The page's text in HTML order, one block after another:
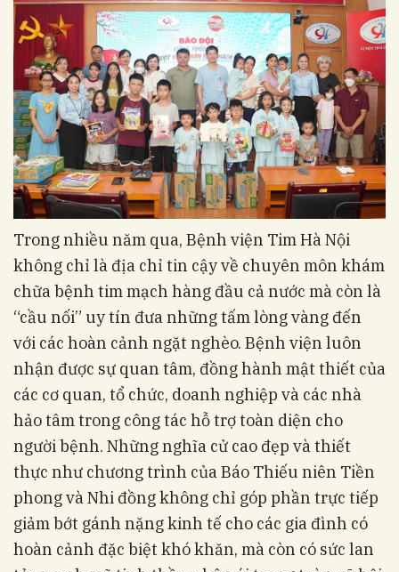
Trong nhiều năm qua, Bệnh viện Tim Hà Nội
không chỉ là địa chỉ tin cậy về chuyên môn khám
chữa bệnh tim mạch hàng đầu cả nước mà còn là
“cầu nối” uy tín đưa những tấm lòng vàng đến
với các hoàn cảnh ngặt nghèo. Bệnh viện luôn
nhận được sự quan tâm, đồng hành mật thiết của
các cơ quan, tổ chức, doanh nghiệp và các nhà
hảo tâm trong công tác hỗ trợ toàn diện cho
người bệnh. Những nghĩa cử cao đẹp và thiết
thực như chương trình của Báo Thiếu niên Tiền
phong và Nhi đồng không chỉ góp phần trực tiếp
giảm bớt gánh nặng kinh tế cho các gia đình có
hoàn cảnh đặc biệt khó khăn, mà còn có sức lan